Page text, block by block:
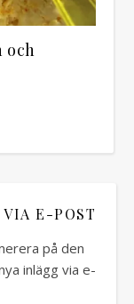
och
VIA E-POST
på den
inlägg via e-